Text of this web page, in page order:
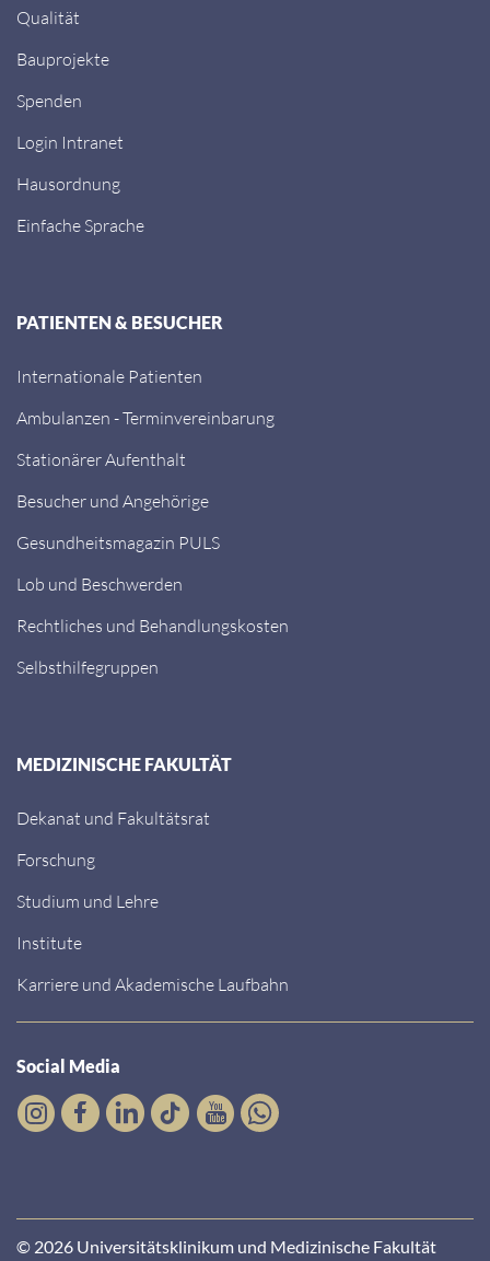
Qualität
Bauprojekte
Spenden
Login Intranet
Hausordnung
Einfache Sprache
PATIENTEN & BESUCHER
Internationale Patienten
Ambulanzen - Terminvereinbarung
Stationärer Aufenthalt
Besucher und Angehörige
Gesundheitsmagazin PULS
Lob und Beschwerden
Rechtliches und Behandlungskosten
Selbsthilfegruppen
MEDIZINISCHE FAKULTÄT
Dekanat und Fakultätsrat
Forschung
Studium und Lehre
Institute
Karriere und Akademische Laufbahn
Social Media
© 2026 Universitätsklinikum und Medizinische Fakultät